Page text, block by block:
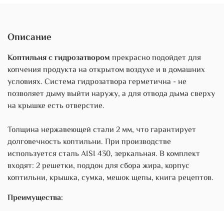
Описание
Коптильня с гидрозатворомпрекрасно подойдет для
копчения продукта на открытом воздухе и в домашних
условиях. Система гидрозатвора герметична - не
позволяет дыму выйти наружу, а для отвода дыма сверху
на крышке есть отверстие.
Толщина нержавеющей стали 2 мм, что гарантирует
долговечность коптильни. При производстве
используется сталь AISI 430, зеркальная. В комплект
входят: 2 решетки, поддон для сбора жира, корпус
коптильни, крышка, сумка, мешок щепы, книга рецептов.
Преимущества: